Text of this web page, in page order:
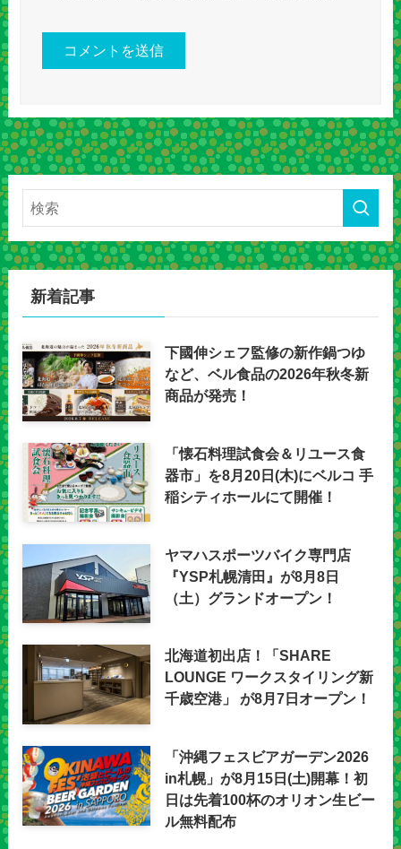
新着記事
下國伸シェフ監修の新作鍋つゆ
など、ベル食品の2026年秋冬新
商品が発売！
「懐石料理試食会＆リユース食
器市」を8月20日(木)にベルコ 手
稲シティホールにて開催！
ヤマハスポーツバイク専門店
『YSP札幌清田』が8月8日
（土）グランドオープン！
北海道初出店！「SHARE
LOUNGE ワークスタイリング新
千歳空港」 が8月7日オープン！
「沖縄フェスビアガーデン2026
in札幌」が8月15日(土)開幕！初
日は先着100杯のオリオン生ビー
ル無料配布